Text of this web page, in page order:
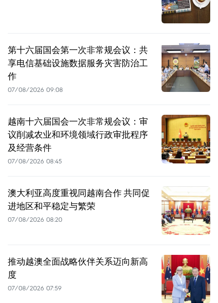
第十六届国会第一次非常规会议：共
享电信基础设施数据服务灾害防治工
作
07/08/2026 09:08
越南十六届国会一次非常规会议：审
议削减农业和环境领域行政审批程序
及经营条件
07/08/2026 08:45
澳大利亚高度重视同越南合作 共同促
进地区和平稳定与繁荣
07/08/2026 08:20
推动越澳全面战略伙伴关系迈向新高
度
07/08/2026 07:59